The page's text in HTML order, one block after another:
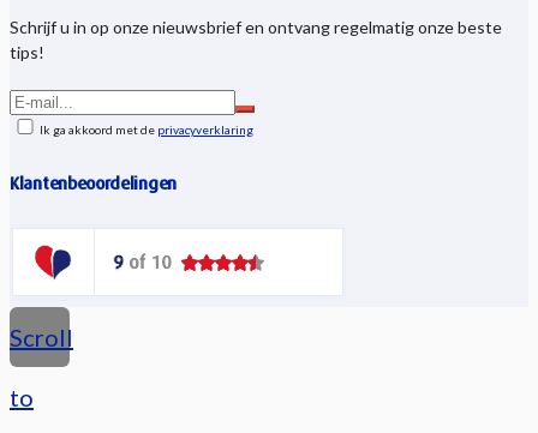
Schrijf u in op onze nieuwsbrief en ontvang regelmatig onze beste
tips!
Ik ga akkoord met de privacyverklaring
Klantenbeoordelingen
Scroll
to